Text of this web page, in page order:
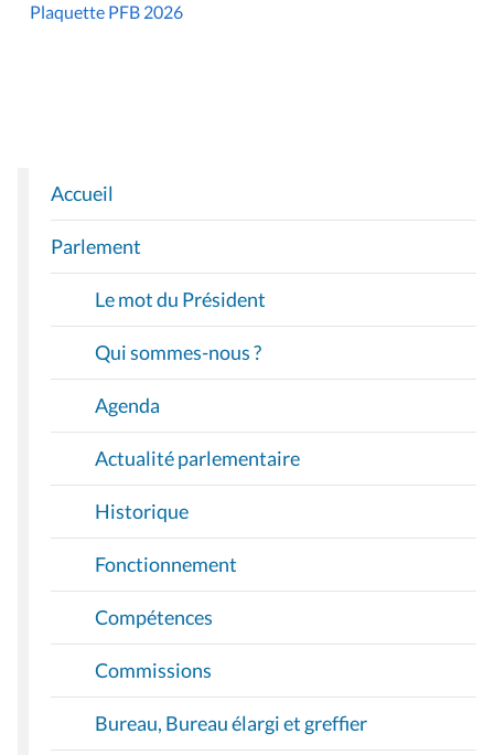
Plaquette PFB 2026
N
A
V
G
T
O
Accueil
Parlement
Le mot du Président
Qui sommes-nous ?
Agenda
Actualité parlementaire
Historique
Fonctionnement
Compétences
Commissions
Bureau, Bureau élargi et greffier